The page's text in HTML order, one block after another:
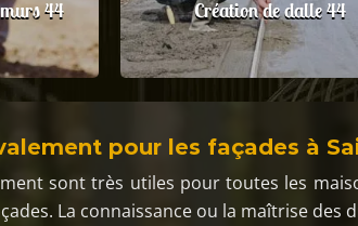
44 Création de dalle 44
pour les façades à
sont très utiles pour toutes les
La connaissance ou la maîtrise des